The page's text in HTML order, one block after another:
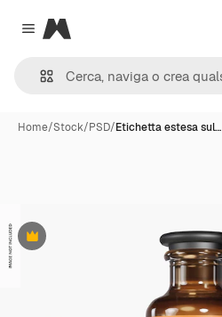
Close menu
Magnific
Home/Stock/PSD/Etichetta estesa sul…
Premium